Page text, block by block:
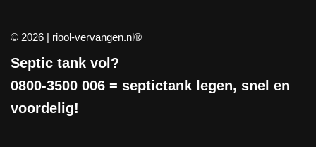
© 2026 | riool-vervangen.nl®
Septic tank vol?
0800-3500 006 = septictank legen, snel en
voordelig!